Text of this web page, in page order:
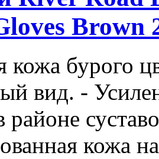
Brown
кожа бурого
вид. -
районе
кожа